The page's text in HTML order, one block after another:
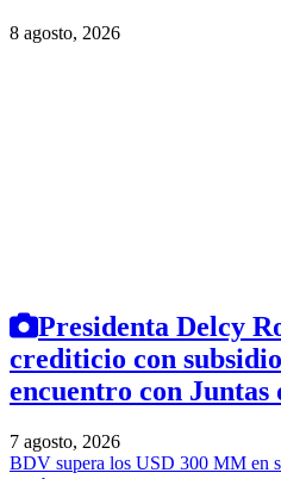
8 agosto, 2026
Presidenta Delcy
crediticio con
encuentro con Juntas
7 agosto, 2026
BDV supera los USD 300 MM en